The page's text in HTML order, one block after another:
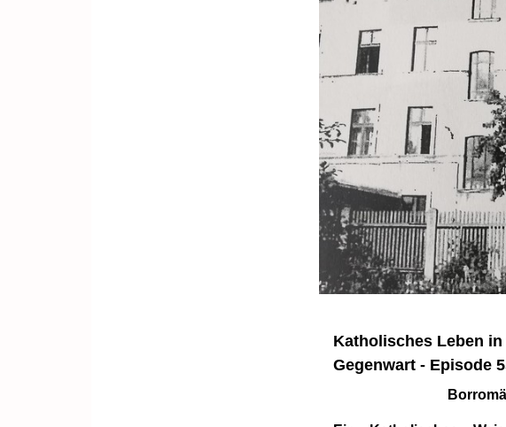
Katholisches Leben
Gegenwart - Episode